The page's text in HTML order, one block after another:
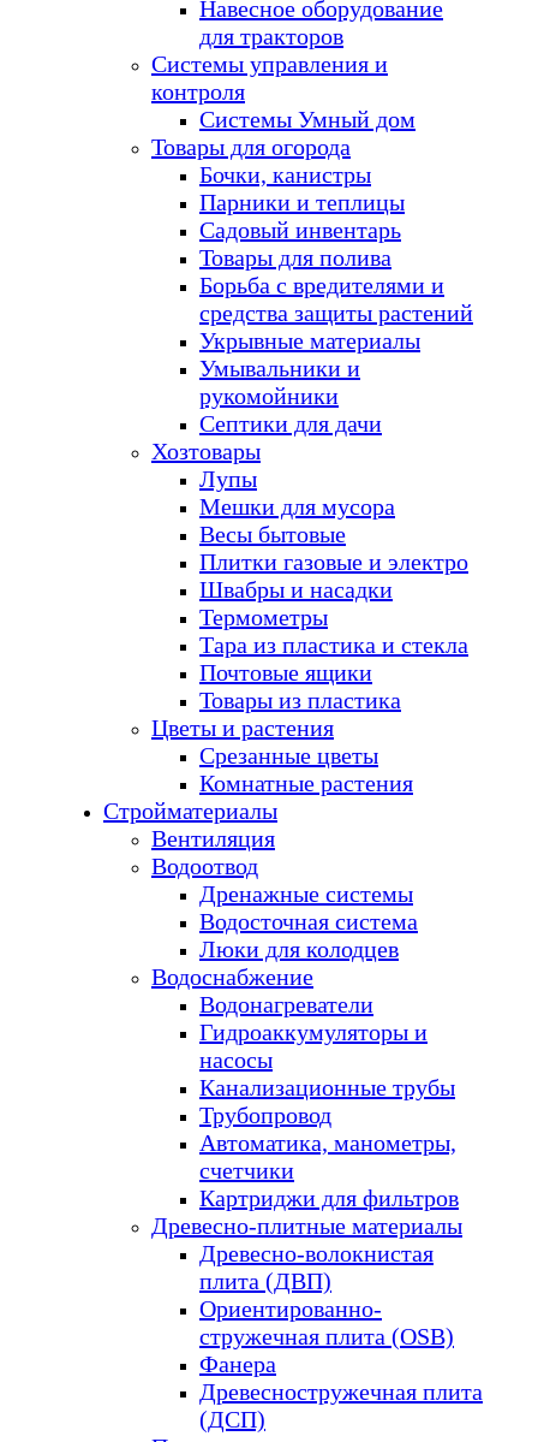
Навесное оборудование
для тракторов
Системы управления и
контроля
Системы Умный дом
Товары для огорода
Бочки, канистры
Парники и теплицы
Садовый инвентарь
Товары для полива
Борьба с вредителями и
средства защиты растений
Укрывные материалы
Умывальники и
рукомойники
Септики для дачи
Хозтовары
Лупы
Мешки для мусора
Весы бытовые
Плитки газовые и электро
Швабры и насадки
Термометры
Тара из пластика и стекла
Почтовые ящики
Товары из пластика
Цветы и растения
Срезанные цветы
Комнатные растения
Стройматериалы
Вентиляция
Водоотвод
Дренажные системы
Водосточная система
Люки для колодцев
Водоснабжение
Водонагреватели
Гидроаккумуляторы и
насосы
Канализационные трубы
Трубопровод
Автоматика, манометры,
счетчики
Картриджи для фильтров
Древесно-плитные материалы
Древесно-волокнистая
плита (ДВП)
Ориентированно-
стружечная плита (OSB)
Фанера
Древесностружечная плита
(ДСП)